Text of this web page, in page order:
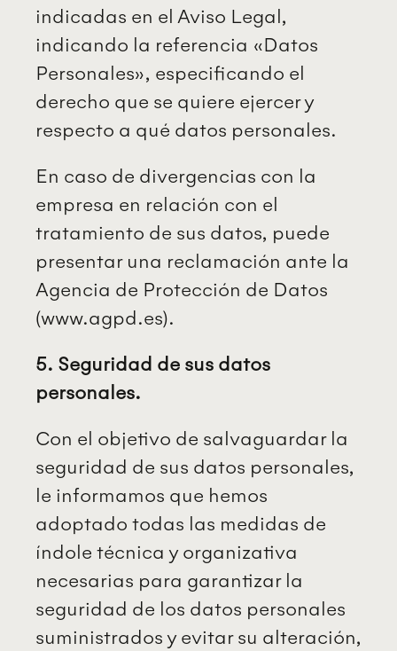
indicadas en el Aviso Legal,
indicando la referencia «Datos
Personales», especificando el
derecho que se quiere ejercer y
respecto a qué datos personales.
En caso de divergencias con la
empresa en relación con el
tratamiento de sus datos, puede
presentar una reclamación ante la
Agencia de Protección de Datos
(www.agpd.es).
5. Seguridad de sus datos
personales.
Con el objetivo de salvaguardar la
seguridad de sus datos personales,
le informamos que hemos
adoptado todas las medidas de
índole técnica y organizativa
necesarias para garantizar la
seguridad de los datos personales
suministrados y evitar su alteración,